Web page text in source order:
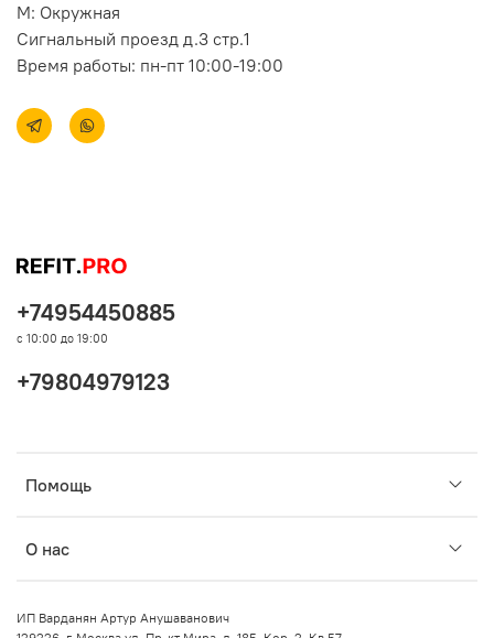
М: Окружная
Сигнальный проезд д.3 стр.1
Время работы: пн-пт 10:00-19:00
Помощь
О нас
+74954450885
с 10:00 до 19:00
+79804979123
ИП Варданян Артур Анушаванович